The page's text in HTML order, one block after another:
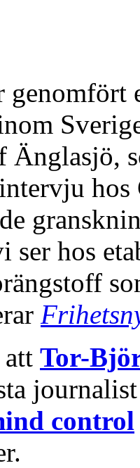
genomfört
hos
ser hos
att Tor-
control